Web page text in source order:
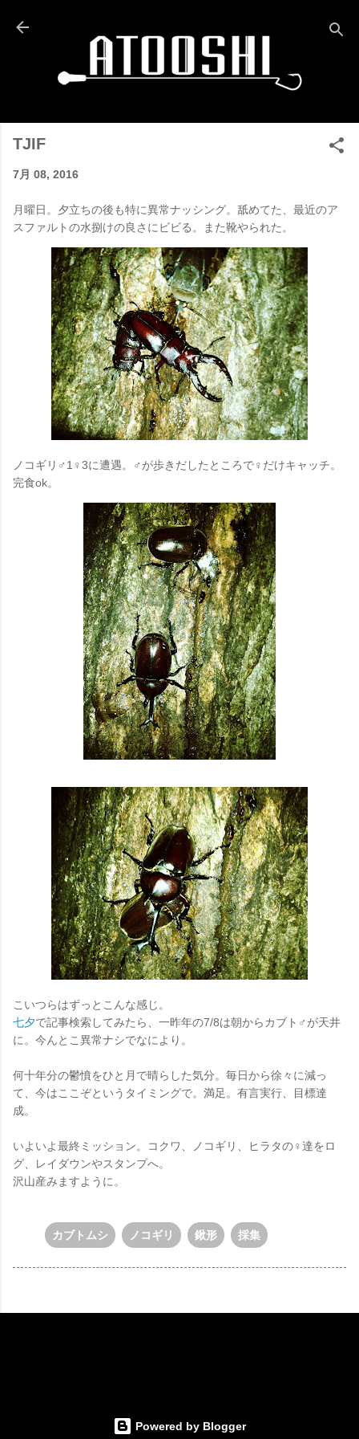
TJIF
7月 08, 2016
月曜日。夕立ちの後も特に異常ナッシング。舐めてた、最近のア
スファルトの水捌けの良さにビビる。また靴やられた。
ノコギリ♂1♀3に遭遇。♂が歩きだしたところで♀だけキャッチ。
完食ok。
こいつらはずっとこんな感じ。
七夕で記事検索してみたら、一昨年の7/8は朝からカブト♂が天井
に。今んとこ異常ナシでなにより。
何十年分の鬱憤をひと月で晴らした気分。毎日から徐々に減っ
て、今はここぞというタイミングで。満足。有言実行、目標達
成。
いよいよ最終ミッション。コクワ、ノコギリ、ヒラタの♀達をロ
グ、レイダウンやスタンプへ。
沢山産みますように。
カブトムシ ノコギリ 鍬形 採集
Powered by Blogger